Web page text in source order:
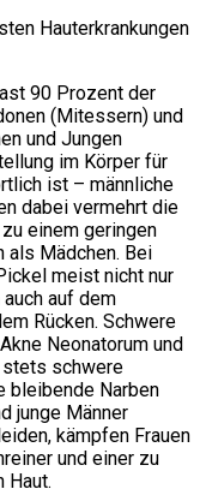
Hauterkrankungen
90 Prozent der
(Mitessern) und
und Jungen
im Körper für
ist – männliche
dabei vermehrt die
einem geringen
als Mädchen. Bei
meist nicht nur
auf dem
Rücken. Schwere
Neonatorum und
stets schwere
bleibende Narben
junge Männer
kämpfen Frauen
und einer zu
Haut.